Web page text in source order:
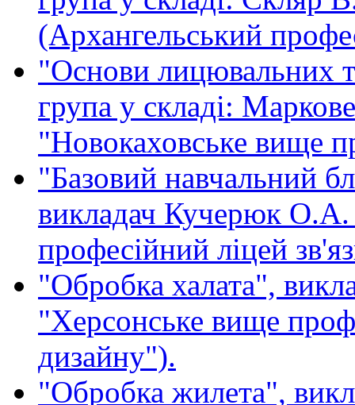
(Архангельський
"Основи лицювальних
група у складі:
"Новокаховське вище
"Базовий навчальний
викладач Кучерюк
професійний ліцей
"Обробка халата",
"Херсонське вище
дизайну").
"Обробка жилета",